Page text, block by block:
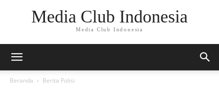
Media Club Indonesia
Media Club Indonesia
Beranda Berita Polisi